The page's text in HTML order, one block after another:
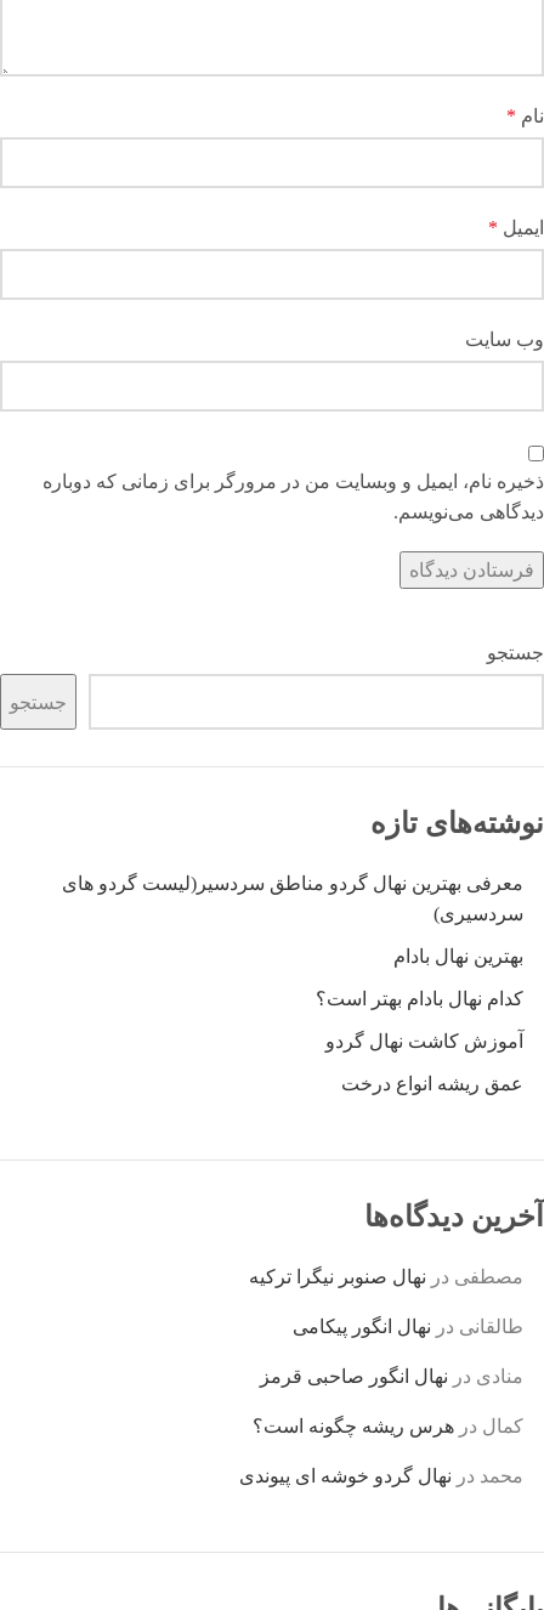
نام *
ایمیل *
وب‌ سایت
ذخیره نام، ایمیل و وبسایت من در مرورگر برای زمانی که دوباره
دیدگاهی می‌نویسم.
جستجو
جستجو
نوشته‌های تازه
معرفی بهترین نهال گردو مناطق سردسیر(لیست گردو های
سردسیری)
بهترین نهال بادام
کدام نهال بادام بهتر است؟
آموزش کاشت نهال گردو
عمق ریشه انواع درخت
آخرین دیدگاه‌ها
مصطفی در نهال صنوبر نیگرا ترکیه
طالقانی در نهال انگور پیکامی
منادی در نهال انگور صاحبی قرمز
کمال در هرس ریشه چگونه است؟
محمد در نهال گردو خوشه ای پیوندی